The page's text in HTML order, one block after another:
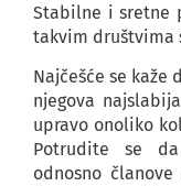
Stabilne i sretne
takvim društvima
Najčešće se kaže
njegova
upravo onoliko
Potrudite se da
odnosno